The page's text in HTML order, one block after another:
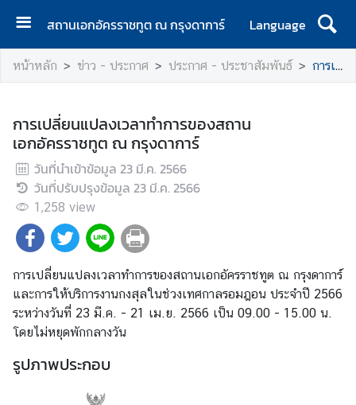
สถานเอกอัครราชทูต ณ กรุงดาการ์
Language
ห
น้
ร
ก
เ
กี่
ย
ว
บ
ส
อ
ท
หน้าหลัก ข่าว - ประกาศ ประกาศ - ประชาสัมพันธ์ การเปลี่ยนแปลงเวลาทำการของสถานเอกอัครราชทูต ณ กรุงดาการ์
การเปลี่ยนแปลงเวลาทำการของสถาน
เอกอัครราชทูต ณ กรุงดาการ์
วันที่นำเข้าข้อมูล 23 มี.ค. 2566
วันที่ปรับปรุงข้อมูล 23 มี.ค. 2566
1,258 view
การเปลี่ยนแปลงเวลาทำการของสถานเอกอัครราชทูต ณ กรุงดาการ์
และการให้บริการงานกงสุลในช่วงเทศกาลรอมฎอน ประจำปี 2566
ระหว่างวันที่ 23 มี.ค. - 21 เม.ย. 2566 เป็น 09.00 - 15.00 น.
โดยไม่หยุดพักกลางวัน
รูปภาพประกอบ